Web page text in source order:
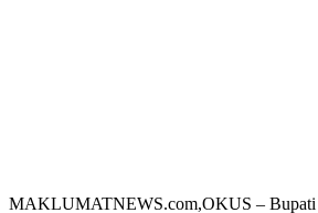
MAKLUMATNEWS.com,OKUS –